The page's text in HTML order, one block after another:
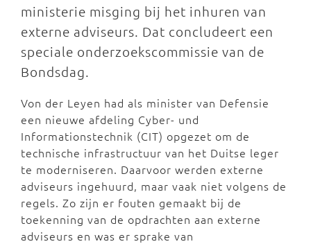
ministerie misging bij het inhuren van
externe adviseurs. Dat concludeert een
speciale onderzoekscommissie van de
Bondsdag.
Von der Leyen had als minister van Defensie
een nieuwe afdeling Cyber- und
Informationstechnik (CIT) opgezet om de
technische infrastructuur van het Duitse leger
te moderniseren. Daarvoor werden externe
adviseurs ingehuurd, maar vaak niet volgens de
regels. Zo zijn er fouten gemaakt bij de
toekenning van de opdrachten aan externe
adviseurs en was er sprake van